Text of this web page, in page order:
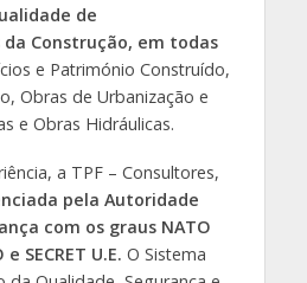
de
Construção, em todas
e Património Construído,
Obras de Urbanização e
e Obras Hidráulicas.
a TPF – Consultores,
pela Autoridade
com os graus NATO
e SECRET U.E. O Sistema